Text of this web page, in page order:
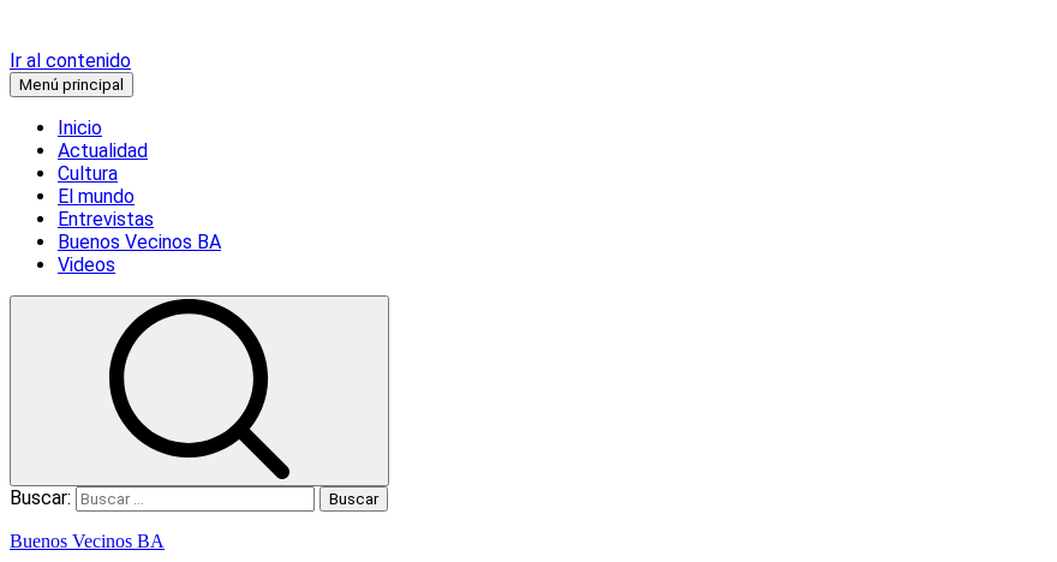
Ir al contenido
Menú principal
Inicio
Actualidad
Cultura
El mundo
Entrevistas
Buenos Vecinos BA
Videos
Buscar:
Buenos Vecinos BA